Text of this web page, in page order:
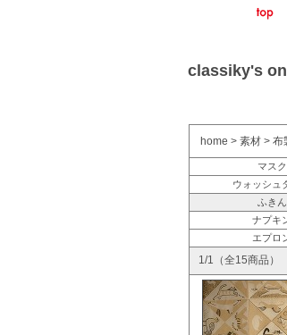
classiky's
home > 素材> 布
マスク
ウォッシュ
ふきん
ナプキ
エプロ
1/1（全15商品）